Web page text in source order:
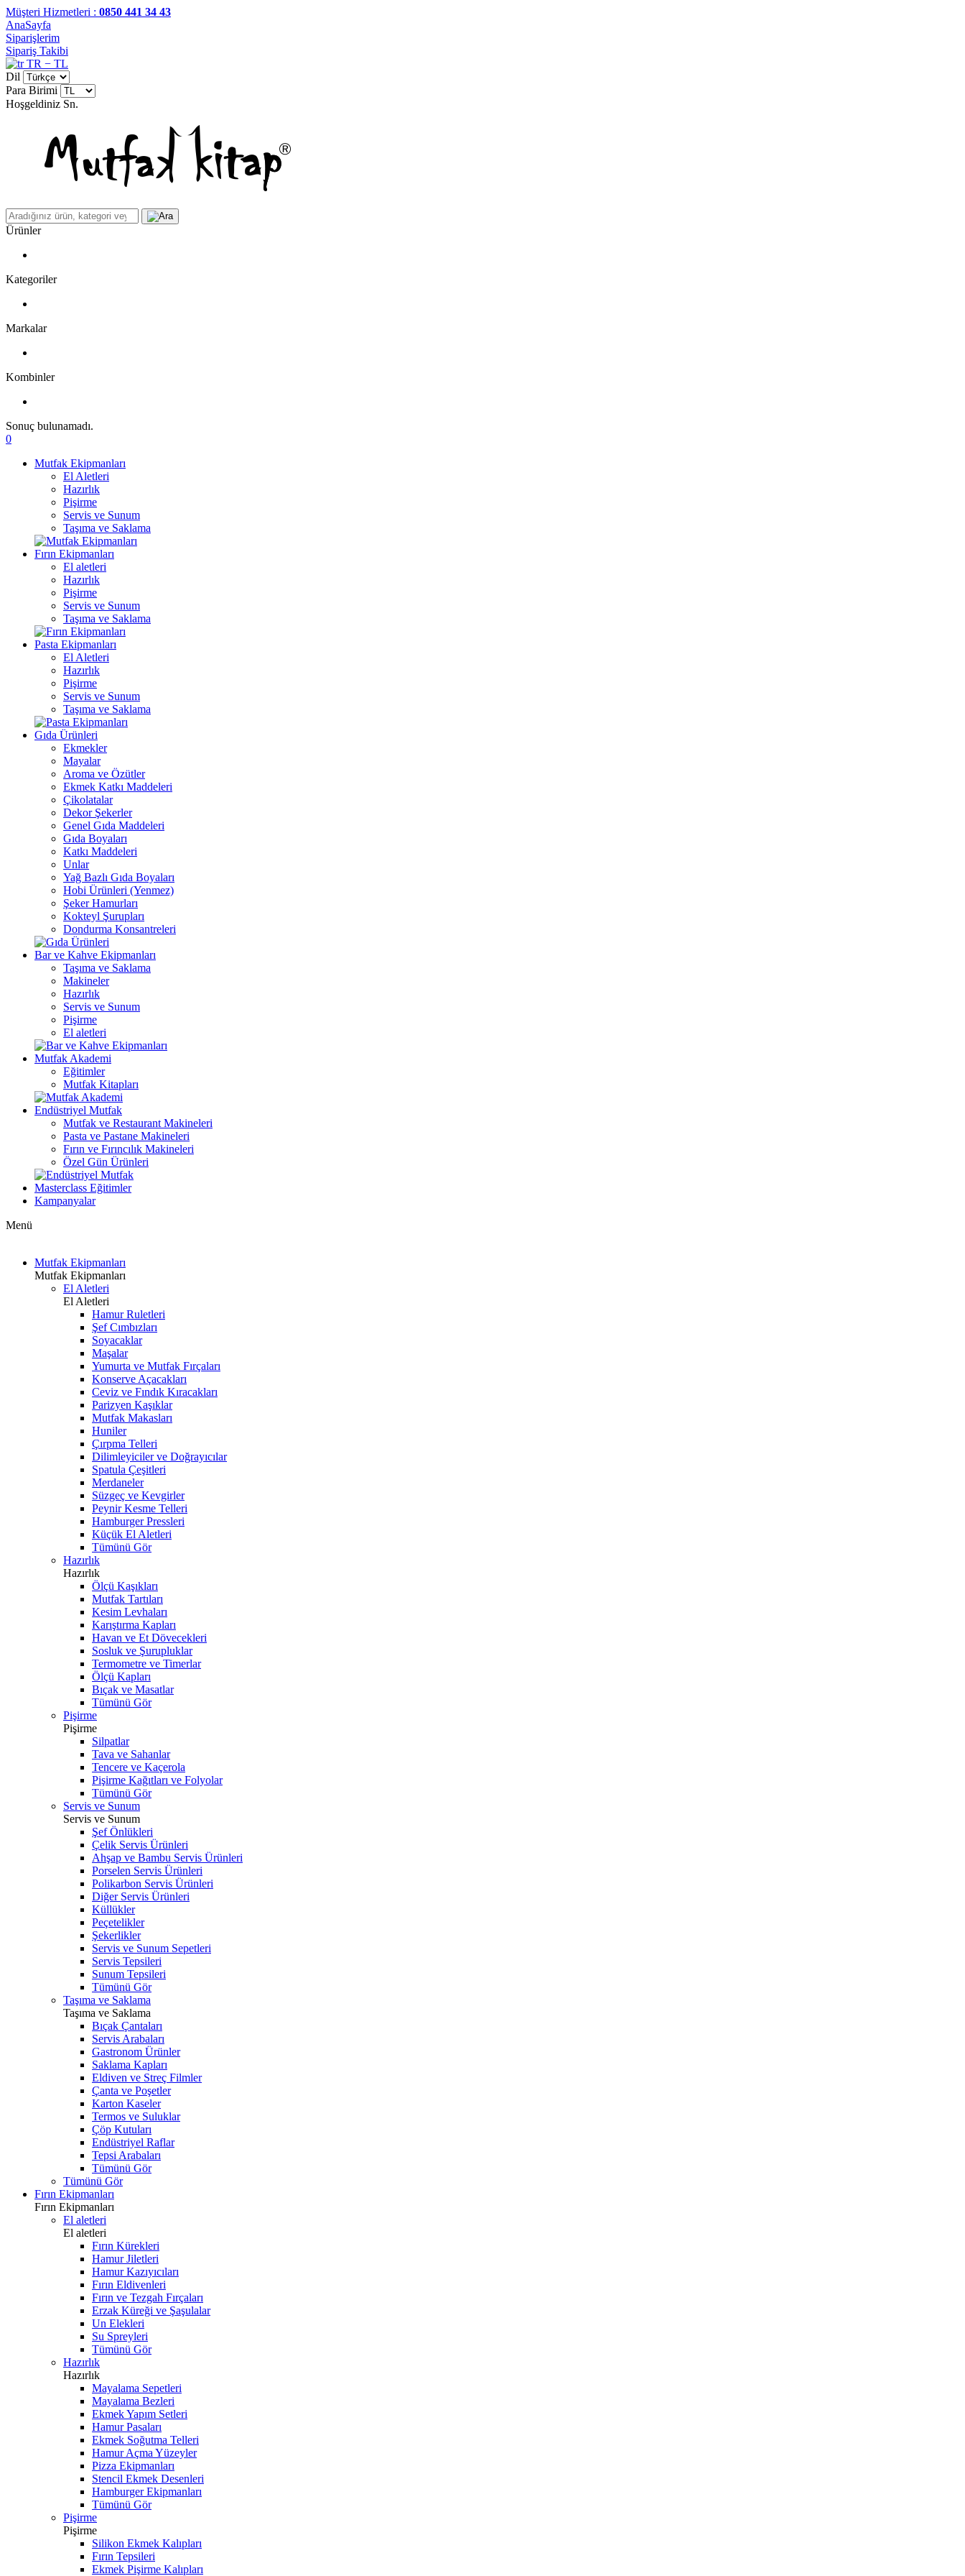
Müşteri Hizmetleri : 0850 441 34 43
AnaSayfa
Siparişlerim
Sipariş Takibi
TR − TL
Dil
Para Birimi
Hoşgeldiniz Sn.
Ürünler
Kategoriler
Markalar
Kombinler
Sonuç bulunamadı.
0
Mutfak Ekipmanları
El Aletleri
Hazırlık
Pişirme
Servis ve Sunum
Taşıma ve Saklama
Fırın Ekipmanları
El aletleri
Hazırlık
Pişirme
Servis ve Sunum
Taşıma ve Saklama
Pasta Ekipmanları
El Aletleri
Hazırlık
Pişirme
Servis ve Sunum
Taşıma ve Saklama
Gıda Ürünleri
Ekmekler
Mayalar
Aroma ve Özütler
Ekmek Katkı Maddeleri
Çikolatalar
Dekor Şekerler
Genel Gıda Maddeleri
Gıda Boyaları
Katkı Maddeleri
Unlar
Yağ Bazlı Gıda Boyaları
Hobi Ürünleri (Yenmez)
Şeker Hamurları
Kokteyl Şurupları
Dondurma Konsantreleri
Bar ve Kahve Ekipmanları
Taşıma ve Saklama
Makineler
Hazırlık
Servis ve Sunum
Pişirme
El aletleri
Mutfak Akademi
Eğitimler
Mutfak Kitapları
Endüstriyel Mutfak
Mutfak ve Restaurant Makineleri
Pasta ve Pastane Makineleri
Fırın ve Fırıncılık Makineleri
Özel Gün Ürünleri
Masterclass Eğitimler
Kampanyalar
Menü
Mutfak Ekipmanları
Mutfak Ekipmanları
El Aletleri
El Aletleri
Hamur Ruletleri
Şef Cımbızları
Soyacaklar
Maşalar
Yumurta ve Mutfak Fırçaları
Konserve Açacakları
Ceviz ve Fındık Kıracakları
Parizyen Kaşıklar
Mutfak Makasları
Huniler
Çırpma Telleri
Dilimleyiciler ve Doğrayıcılar
Spatula Çeşitleri
Merdaneler
Süzgeç ve Kevgirler
Peynir Kesme Telleri
Hamburger Pressleri
Küçük El Aletleri
Tümünü Gör
Hazırlık
Hazırlık
Ölçü Kaşıkları
Mutfak Tartıları
Kesim Levhaları
Karıştırma Kapları
Havan ve Et Dövecekleri
Sosluk ve Şurupluklar
Termometre ve Timerlar
Ölçü Kapları
Bıçak ve Masatlar
Tümünü Gör
Pişirme
Pişirme
Silpatlar
Tava ve Sahanlar
Tencere ve Kaçerola
Pişirme Kağıtları ve Folyolar
Tümünü Gör
Servis ve Sunum
Servis ve Sunum
Şef Önlükleri
Çelik Servis Ürünleri
Ahşap ve Bambu Servis Ürünleri
Porselen Servis Ürünleri
Polikarbon Servis Ürünleri
Diğer Servis Ürünleri
Küllükler
Peçetelikler
Şekerlikler
Servis ve Sunum Sepetleri
Servis Tepsileri
Sunum Tepsileri
Tümünü Gör
Taşıma ve Saklama
Taşıma ve Saklama
Bıçak Çantaları
Servis Arabaları
Gastronom Ürünler
Saklama Kapları
Eldiven ve Streç Filmler
Çanta ve Poşetler
Karton Kaseler
Termos ve Suluklar
Çöp Kutuları
Endüstriyel Raflar
Tepsi Arabaları
Tümünü Gör
Tümünü Gör
Fırın Ekipmanları
Fırın Ekipmanları
El aletleri
El aletleri
Fırın Kürekleri
Hamur Jiletleri
Hamur Kazıyıcıları
Fırın Eldivenleri
Fırın ve Tezgah Fırçaları
Erzak Küreği ve Şaşulalar
Un Elekleri
Su Spreyleri
Tümünü Gör
Hazırlık
Hazırlık
Mayalama Sepetleri
Mayalama Bezleri
Ekmek Yapım Setleri
Hamur Pasaları
Ekmek Soğutma Telleri
Hamur Açma Yüzeyler
Pizza Ekipmanları
Stencil Ekmek Desenleri
Hamburger Ekipmanları
Tümünü Gör
Pişirme
Pişirme
Silikon Ekmek Kalıpları
Fırın Tepsileri
Ekmek Pişirme Kalıpları